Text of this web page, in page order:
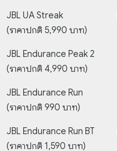
JBL UA Streak
(ราคาปกติ 5,990 บาท)
JBL Endurance Peak 2
(ราคาปกติ 4,990 บาท)
JBL Endurance Run
(ราคาปกติ 990 บาท)
JBL Endurance Run BT
(ราคาปกติ 1,590 บาท)